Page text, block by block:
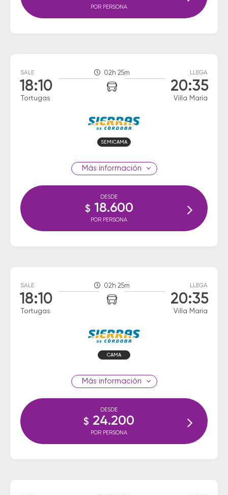
POR PERSONA
SALE
18:10
Tortugas
02h 25m LLEGA
20:35
Villa Maria
SEMICAMA
información
DESDE
$ 18.600
POR PERSONA
SALE
18:10
Tortugas
02h 25m LLEGA
20:35
Villa Maria
CAMA
información
DESDE
$ 24.200
POR PERSONA